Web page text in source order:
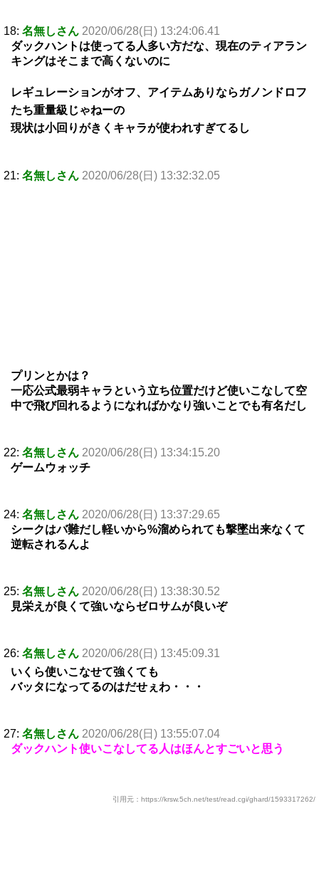
18: 名無しさん 2020/06/28(日) 13:24:06.41
ダックハントは使ってる人多い方だな、現在のティアラン
キングはそこまで高くないのに
レギュレーションがオフ、アイテムありならガノンドロフ
たち重量級じゃねーの
現状は小回りがきくキャラが使われすぎてるし
21: 名無しさん 2020/06/28(日) 13:32:32.05
プリンとかは？
一応公式最弱キャラという立ち位置だけど使いこなして空
中で飛び回れるようになればかなり強いことでも有名だし
22: 名無しさん 2020/06/28(日) 13:34:15.20
ゲームウォッチ
24: 名無しさん 2020/06/28(日) 13:37:29.65
シークはバ難だし軽いから%溜められても撃墜出来なくて
逆転されるんよ
25: 名無しさん 2020/06/28(日) 13:38:30.52
見栄えが良くて強いならゼロサムが良いぞ
26: 名無しさん 2020/06/28(日) 13:45:09.31
いくら使いこなせて強くても
バッタになってるのはだせぇわ・・・
27: 名無しさん 2020/06/28(日) 13:55:07.04
ダックハント使いこなしてる人はほんとすごいと思う
引用元：https://krsw.5ch.net/test/read.cgi/ghard/1593317262/